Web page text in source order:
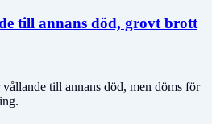
till annans död, grovt brott
till annans död, men döms för